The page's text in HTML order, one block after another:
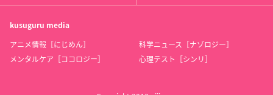
kusuguru media
アニメ情報［にじめん］
科学ニュース［ナゾロジー］
メンタルケア［ココロジー］
心理テスト［シンリ］